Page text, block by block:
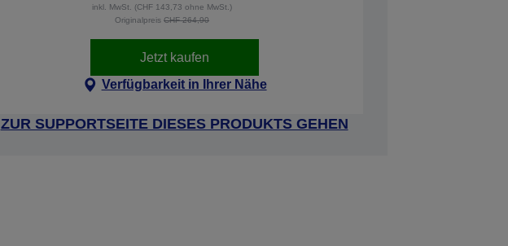
inkl. MwSt. (CHF 143,73 ohne MwSt.)
OriginalpreisCHF 264,90
Jetzt kaufen
Verfügbarkeit in Ihrer Nähe
ZUR SUPPORTSEITE DIESES PRODUKTS GEHEN